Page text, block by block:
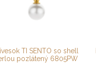
TI SENTO so shell
pozlátený 6805PW